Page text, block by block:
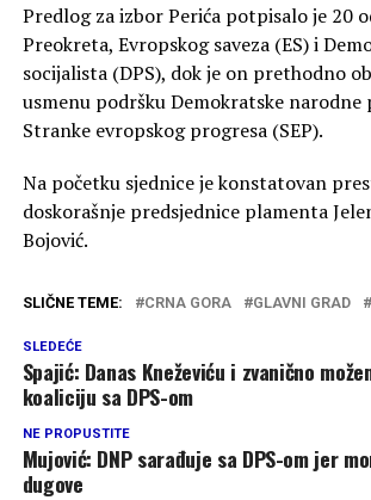
Predlog za izbor Perića potpisalo je 20
Preokreta, Evropskog saveza (ES) i
socijalista (DPS), dok je on prethodno
usmenu podršku Demokratske narodne
Stranke evropskog progresa (SEP).
Na početku sjednice je konstatovan
doskorašnje predsjednice plamenta
Bojović.
SLIČNE TEME: CRNA GORA GLAVNI GRAD
SLEDEĆE
Spajić: Danas Kneževiću i zvanično
koaliciju sa DPS-om
NE PROPUSTITE
Mujović: DNP sarađuje sa DPS-om jer
dugove